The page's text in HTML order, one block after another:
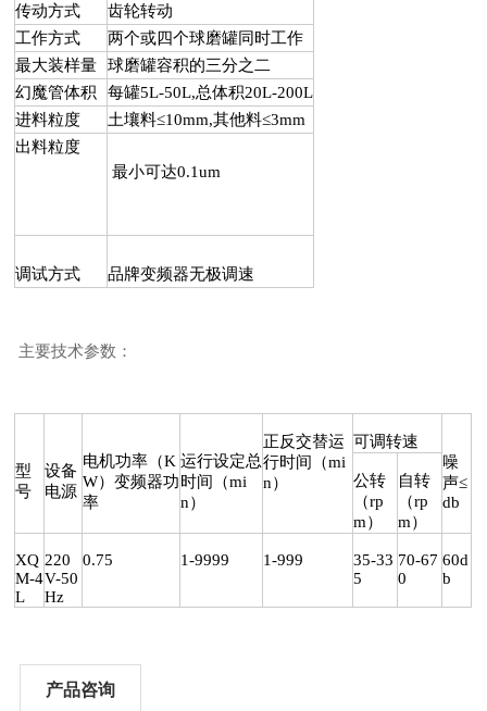
传动方式
齿轮转动
工作方式
两个或四个球磨罐同时工作
最大装样量
球磨罐容积的三分之二
幻魔管体积
每罐5L-50L,总体积20L-200L
进料粒度 土壤料≤10mm,其他料≤3mm
出料粒度
最小可达0.1um
调试方式 品牌变频器无极调速
主要技术参数：
型
号
设备
电源
电机功率（K
W）变频器功
率
运行设定总
时间（mi
n）
正反交替运
行时间（mi
n）
可调转速
噪
声≤
db
公转
（rp
m）
自转
（rp
m）
XQ
M-4
L
220
V-50
Hz
0.75 1-9999 1-999
35-33
5
70-67
0
60d
b
产品咨询